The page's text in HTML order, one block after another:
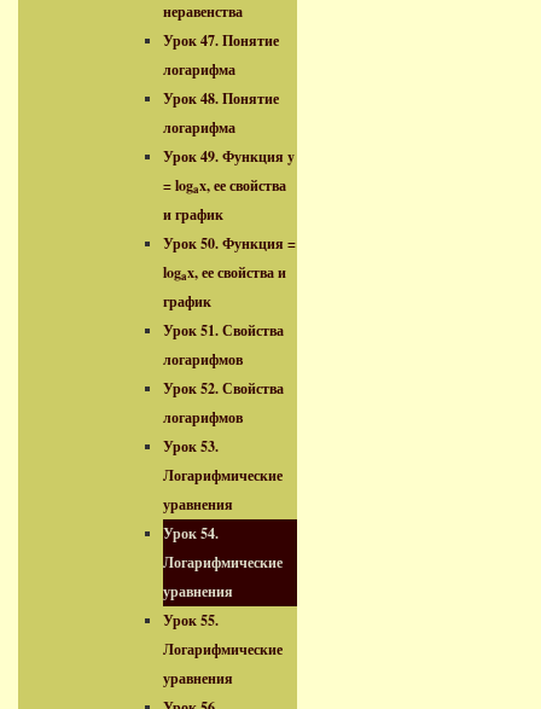
неравенства
Урок 47. Понятие
логарифма
Урок 48. Понятие
логарифма
Урок 49. Функция y
= logax, ее свойства
и график
Урок 50. Функция =
logax, ее свойства и
график
Урок 51. Свойства
логарифмов
Урок 52. Свойства
логарифмов
Урок 53.
Логарифмические
уравнения
Урок 54.
Логарифмические
уравнения
Урок 55.
Логарифмические
уравнения